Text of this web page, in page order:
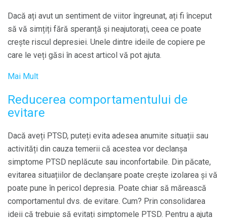
Dacă ați avut un sentiment de viitor îngreunat, ați fi început
să vă simțiți fără speranță și neajutorați, ceea ce poate
crește riscul depresiei. Unele dintre ideile de copiere pe
care le veți găsi în acest articol vă pot ajuta.
Mai Mult
Reducerea comportamentului de
evitare
Dacă aveți PTSD, puteți evita adesea anumite situații sau
activități din cauza temerii că acestea vor declanșa
simptome PTSD neplăcute sau inconfortabile. Din păcate,
evitarea situațiilor de declanșare poate crește izolarea și vă
poate pune în pericol depresia. Poate chiar să mărească
comportamentul dvs. de evitare. Cum? Prin consolidarea
ideii că trebuie să evitați simptomele PTSD. Pentru a ajuta